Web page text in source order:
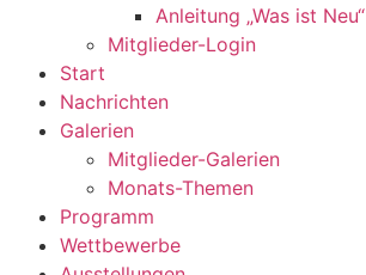
Anleitung „Was ist Neu“
Mitglieder-Login
Start
Nachrichten
Galerien
Mitglieder-Galerien
Monats-Themen
Programm
Wettbewerbe